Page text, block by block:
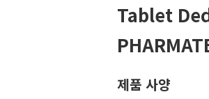
Tablet
제품 사양